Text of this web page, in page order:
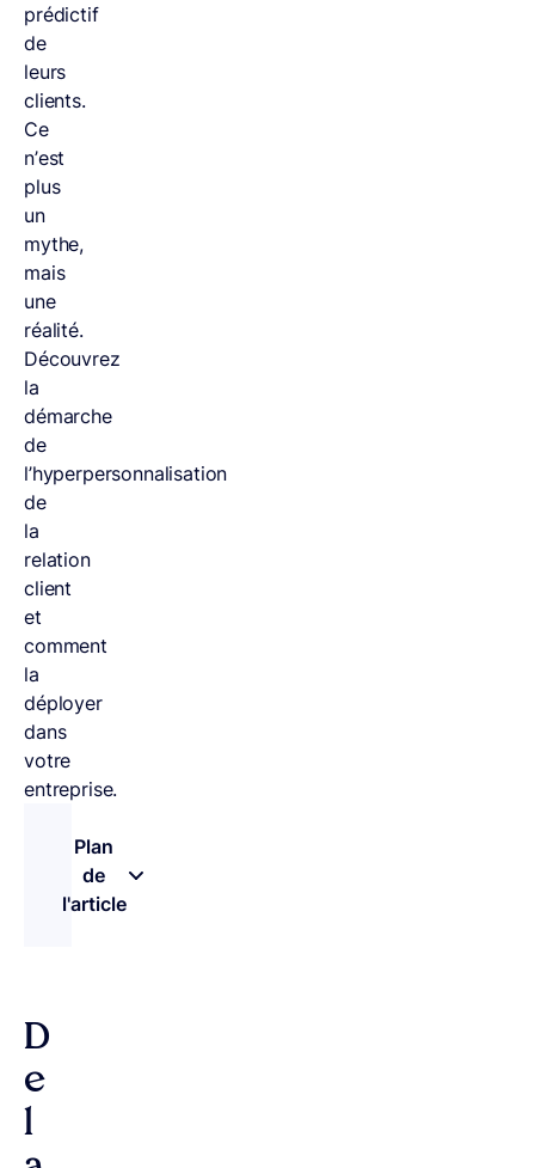
prédictif
de
leurs
clients.
Ce
n’est
plus
un
mythe,
mais
une
réalité.
Découvrez
la
démarche
de
l’hyperpersonnalisation
de
la
relation
client
et
comment
la
déployer
dans
votre
entreprise.
Plan
de
l'article
D
e
l